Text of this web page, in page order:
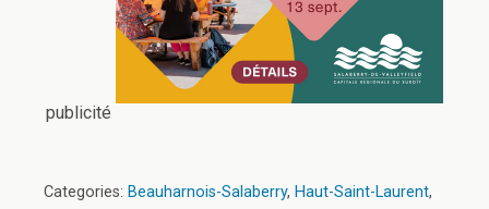
publicité
Categories: Beauharnois-Salaberry, Haut-Saint-Laurent,